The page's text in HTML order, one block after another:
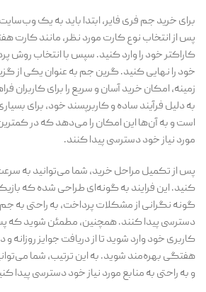
برای خرید جم فری فایر، ابتدا باید به یک
پس از انتخاب نوع کارت مورد نظر، مانند کارت
کاراکتر خود را وارد کنید. سپس با انتخاب روش
خود را نهایی کنید. گرین جم به عنوان یکی از
زمینه، امکان خرید آسان و سریع را برای کاربران
به دلیل فرآیند ساده و کاربرپسند خود، برای
است و به آن‌ها این امکان را می‌دهد که در
مورد نیاز خود دسترسی پیدا کنند.
پس از تکمیل مراحل خرید، شما می‌توانید به
کنید. این فرایند به گونه‌ای طراحی شده که
گونه نگرانی از مشکلات پرداخت، به راحتی به
دسترسی پیدا کنند. همچنین، مطمئن شوید که
کاربری خود وارد شوید تا از دریافت جوایز روزانه
هفتگی بهره‌مند شوید. به این ترتیب، شما
و به راحتی به منابع مورد نیاز خود دسترسی پیدا